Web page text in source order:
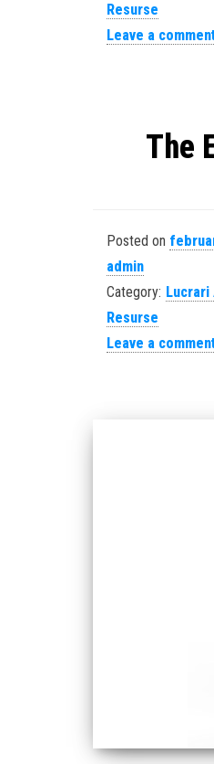
Resurse
Leave a
The
Posted on
admin
Category: Lucrari
Resurse
Leave a